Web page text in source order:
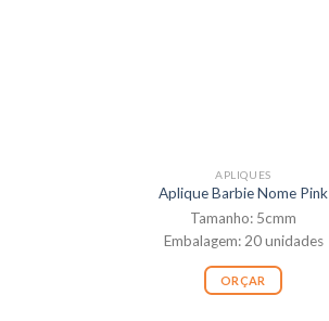
APLIQUES
Aplique Barbie Nome Pink
Tamanho: 5cmm
Embalagem: 20 unidades
ORÇAR